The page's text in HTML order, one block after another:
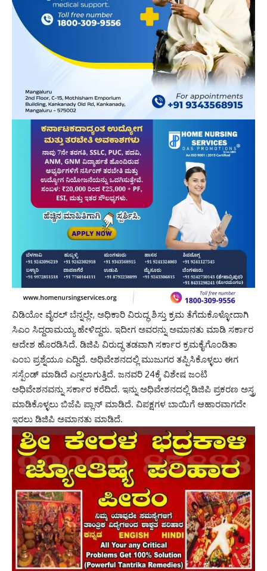
ವಿಡಿಯೋ ವೈರಲ್ ಬೆನ್ನಲ್ಲೇ, ಅಧಿಕಾರಿ ವಿರುದ್ಧ ಶಿಸ್ತು ಕ್ರಮ ತೆಗೆದುಕೊಳ್ಳೋದಾಗಿ
ಸಿಎಂ ಸಿದ್ದರಾಮಯ್ಯ ಹೇಳಿದ್ದರು. ಇದೀಗ ಅವರನ್ನು ಅಮಾನತು ಮಾಡಿ ಸರ್ಕಾರ
ಆದೇಶ ಹೊರಡಿಸಿದೆ. ಡಿಜಿಪಿ ವಿರುದ್ಧ ತಡವಾಗಿ ಸರ್ಕಾರ ಕ್ರಮಕೈಗೊಂಡಿತಾ
ಎಂಬ ಪ್ರಶ್ನೆಯೂ ಎದ್ದಿದೆ. ಅಧಿವೇಶನದಲ್ಲಿ ಮುಜುಗರ ತಪ್ಪಿಸಿಕೊಳ್ಳಲು ಈಗ
ಸಸ್ಪೆಂಡ್​ ಮಾಡಿದೆ ಎನ್ನಲಾಗುತ್ತಿದೆ. ಜನವರಿ 24ಕ್ಕೆ ವಿಶೇಷ ಜಂಟಿ
ಅಧಿವೇಶನವನ್ನು ಸರ್ಕಾರ ಕರೆದಿದೆ. ಇನ್ನು ಅಧಿವೇಶನದಲ್ಲಿ ಡಿಜಿಪಿ ಪ್ರಕರಣ ಅಸ್ತ್ರ
ಮಾಡಿಕೊಳ್ಳಲು ಬಿಜೆಪಿ ಪ್ಲಾನ್ ಮಾಡಿದೆ. ವಿಪಕ್ಷಗಳ ಬಾಯಿಗೆ ಆಹಾರವಾಗದೇ
ಇರಲು ಡಿಜಿಪಿ ಅಮಾನತು ಮಾಡಿದೆ.